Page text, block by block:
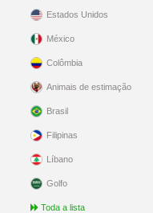
Estados Unidos
México
Colômbia
Animais de estimação
Brasil
Filipinas
Líbano
Golfo
Toda a lista